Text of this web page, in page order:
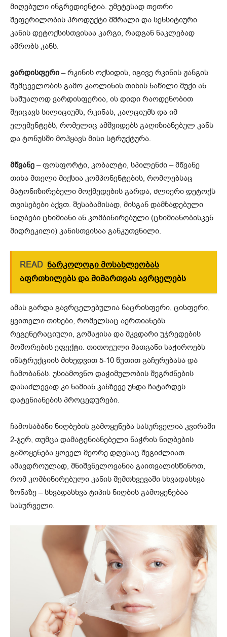
მიღებული ინგრედიენტია. უმეტესად თეთრი
შეფერილობის პროდუქტი მშრალი და სენსიტიური
კანის დეტოქსისთვისაა კარგი, რადგან ნაკლებად
აშრობს კანს.
ვარდისფერი – რკინის ოქსიდის, იგივე რკინის ჟანგის
შემცველობის გამო კაოლინის თიხის ნაწილი მუქი ან
საშუალოდ ვარდისფერია, ის დიდი რაოდენობით
შეიცავს სილიციუმს, რკინას, კალციუმს და იმ
ელემენტებს, რომელიც ამშვიდებს გაღიზიანებულ კანს
და ტონუსში მოჰყავს მისი სტრუქტურა.
მწვანე – ფოსფორტი, კობალტი, სპილენძი – მწვანე
თიხა მთელი მიქსია კომპონენტების, რომლებსაც
მატონიზირებელი მოქმედების გარდა, ძლიერი დეტოქს
თვისებები აქვთ. შესაბამისად, მისგან დამზადებული
ნიღბები ცხიმიანი ან კომბინირებული (ცხიმიანობისკენ
მიდრეკილი) კანისთვისაა განკუთვნილი.
READ ნარკოლოგი მოსახლეობას
აფრთხილებს და მიმართვას ავრცელებს
ამას გარდა გავრცელებულია ნაცრისფერი, ცისფერი,
ყვითელი თიხები, რომელსაც აერთიანებს
რეგენერაციული, გომაჟისა და მკვდარი უჯრედების
მოშორების ეფექტი. თითოეული მათგანი საჭიროებს
ინსტრუქციის მიხედვით 5-10 წუთით გაჩერებასა და
ჩამობანას. უსიამოვნო დაჭიმულობის შეგრძნების
დასაძლევად კი ნამიან კანზევე უნდა ჩატარდეს
დატენიანების პროცედურები.
ჩამოსაბანი ნიღბების გამოყენება სასურველია კვირაში
2-ჯერ, თუმცა დამატენიანებელი ნაჭრის ნიღბების
გამოყენება ყოველ მეორე დღესაც შეგიძლიათ.
ამავდროულად, მნიშვნელოვანია გაითვალისწინოთ,
რომ კომბინირებული კანის შემთხვევაში სხვადასხვა
ზონაზე – სხვადასხვა ტიპის ნიღბის გამოყენებაა
სასურველი.